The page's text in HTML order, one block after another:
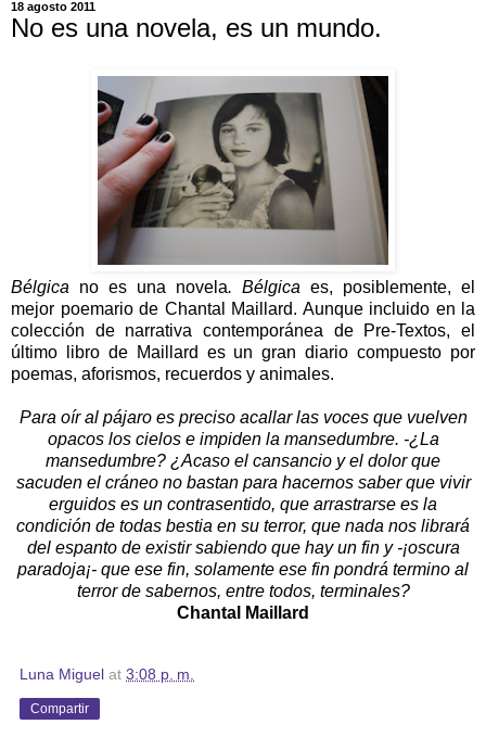
18 agosto 2011
No es una novela, es un mundo.
Bélgica no es una novela. Bélgica es, posiblemente, el
mejor poemario de Chantal Maillard. Aunque incluido en la
colección de narrativa contemporánea de Pre-Textos, el
último libro de Maillard es un gran diario compuesto por
poemas, aforismos, recuerdos y animales.
Para oír al pájaro es preciso acallar las voces que vuelven
opacos los cielos e impiden la mansedumbre. -¿La
mansedumbre? ¿Acaso el cansancio y el dolor que
sacuden el cráneo no bastan para hacernos saber que vivir
erguidos es un contrasentido, que arrastrarse es la
condición de todas bestia en su terror, que nada nos librará
del espanto de existir sabiendo que hay un fin y -¡oscura
paradoja¡- que ese fin, solamente ese fin pondrá termino al
terror de sabernos, entre todos, terminales?
Chantal Maillard
Luna Miguel at 3:08 p. m.
Compartir